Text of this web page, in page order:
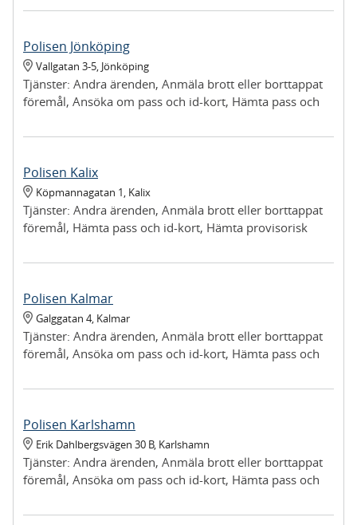
upphittat föremål
Polisen Jönköping
Vallgatan 3-5, Jönköping
Tjänster: Andra ärenden, Anmäla brott eller borttappat
föremål, Ansöka om pass och id-kort, Hämta pass och
föremål vi tagit i beslag, Lämna in upphittat föremål,
Polisen Kalix
Köpmannagatan 1, Kalix
Tjänster: Andra ärenden, Anmäla brott eller borttappat
föremål, Hämta pass och id-kort, Hämta provisorisk
vapen
Polisen Kalmar
Galggatan 4, Kalmar
Tjänster: Andra ärenden, Anmäla brott eller borttappat
föremål, Ansöka om pass och id-kort, Hämta pass och
upphittat föremål, Lämna in vapen
Polisen Karlshamn
Erik Dahlbergsvägen 30 B, Karlshamn
Tjänster: Andra ärenden, Anmäla brott eller borttappat
föremål, Ansöka om pass och id-kort, Hämta pass och
föremål vi tagit i beslag, Lämna in upphittat föremål